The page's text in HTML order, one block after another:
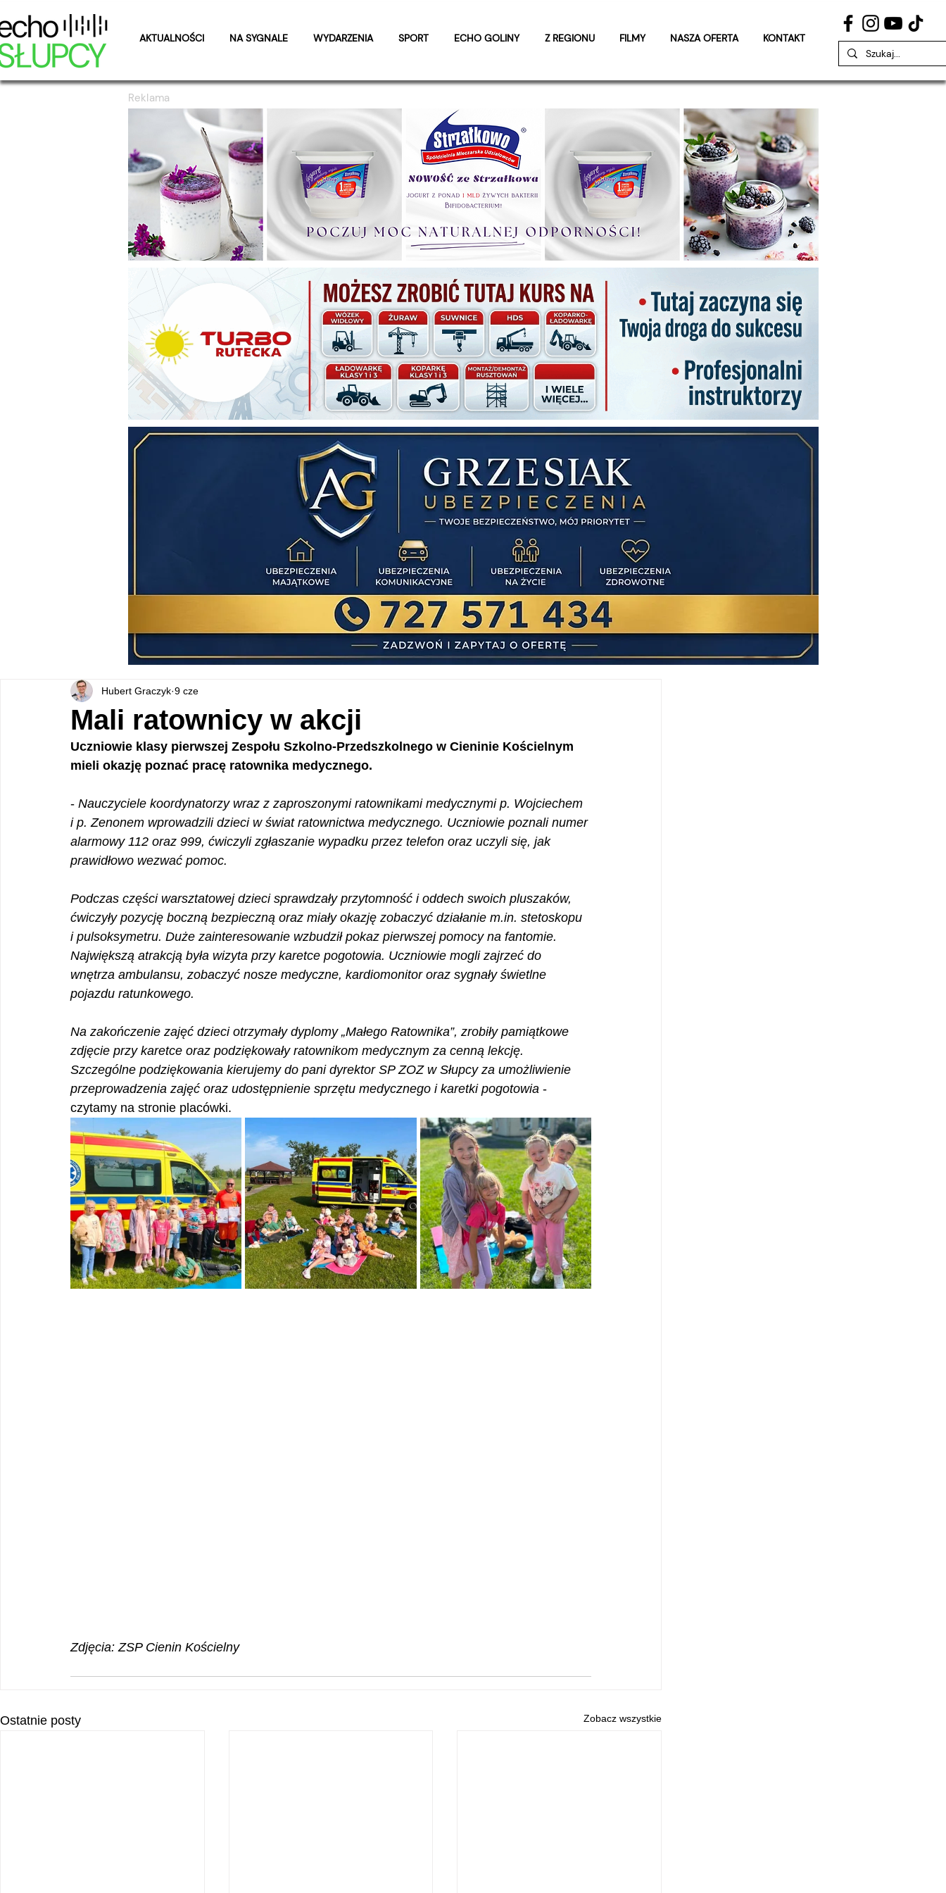
AKTUALNOŚCI NA SYGNALE WYDARZENIA SPORT ECHO GOLINY Z REGIONU FILMY NASZA OFERTA KONTAKT
Reklama
Mali ratownicy w akcji
Hubert Graczyk 9 cze
Uczniowie klasy pierwszej Zespołu Szkolno-Przedszkolnego w Cieninie Kościelnym
mieli okazję poznać pracę ratownika medycznego.
- Nauczyciele koordynatorzy wraz z zaproszonymi ratownikami medycznymi p. Wojciechem
i p. Zenonem wprowadzili dzieci w świat ratownictwa medycznego. Uczniowie poznali numer
alarmowy 112 oraz 999, ćwiczyli zgłaszanie wypadku przez telefon oraz uczyli się, jak
prawidłowo wezwać pomoc.
Podczas części warsztatowej dzieci sprawdzały przytomność i oddech swoich pluszaków,
ćwiczyły pozycję boczną bezpieczną oraz miały okazję zobaczyć działanie m.in. stetoskopu
i pulsoksymetru. Duże zainteresowanie wzbudził pokaz pierwszej pomocy na fantomie.
Największą atrakcją była wizyta przy karetce pogotowia. Uczniowie mogli zajrzeć do
wnętrza ambulansu, zobaczyć nosze medyczne, kardiomonitor oraz sygnały świetlne
pojazdu ratunkowego.
Na zakończenie zajęć dzieci otrzymały dyplomy „Małego Ratownika”, zrobiły pamiątkowe
zdjęcie przy karetce oraz podziękowały ratownikom medycznym za cenną lekcję.
Szczególne podziękowania kierujemy do pani dyrektor SP ZOZ w Słupcy za umożliwienie
przeprowadzenia zajęć oraz udostępnienie sprzętu medycznego i karetki pogotowia -
czytamy na stronie placówki.
Zdjęcia: ZSP Cienin Kościelny
Ostatnie posty Zobacz wszystkie